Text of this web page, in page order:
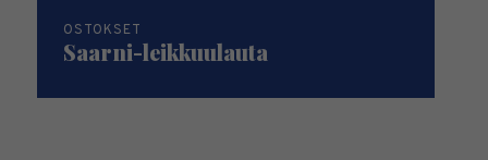
OSTOKSET
Saarni-leikkuulauta